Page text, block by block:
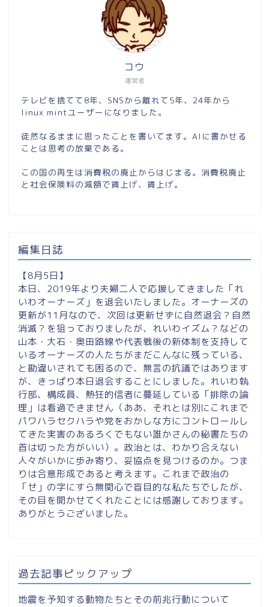
運営者
コウ
テレビを捨てて8年、SNSから離れて5年、24年から
linux mintユーザーになりました。
徒然なるままに思ったことを書いてます。AIに書かせる
ことは思考の放棄である。
この国の再生は消費税の廃止からはじまる。消費税廃止
と社会保険料の減額で賃上げ、賃上げ。
編集日誌
【8月5日】
本日、2019年より夫婦二人で応援してきました「れ
いわオーナーズ」を退会いたしました。オーナーズの
更新が11月なので、次回は更新せずに自然退会？自然
消滅？を狙っておりましたが、れいわイズム？などの
山本・大石・奥田路線や代表戦後の新体制を支持して
いるオーナーズの人たちがまだこんなに残っている、
と勘違いされても困るので、無言の抗議ではあります
が、きっぱり本日退会することにしました。れいわ執
行部、構成員、熱狂的信者に蔓延している「排除の論
理」は看過できません（ああ、それとは別にこれまで
パワハラセクハラや党をおかしな方にコントロールし
てきた実害のあるろくでもない誰かさんの秘書たちの
首は切った方がいい）。政治とは、わかり合えない
人々がいかに歩み寄り、妥協点を見つけるのか。つま
りは合意形成であると考えます。これまで政治の
「せ」の字にすら無関心で盲目的な私たちでしたが、
その目を開かせてくれたことには感謝しております。
ありがとうございました。
過去記事ピックアップ
地震を予知する動物たちとその前兆行動について